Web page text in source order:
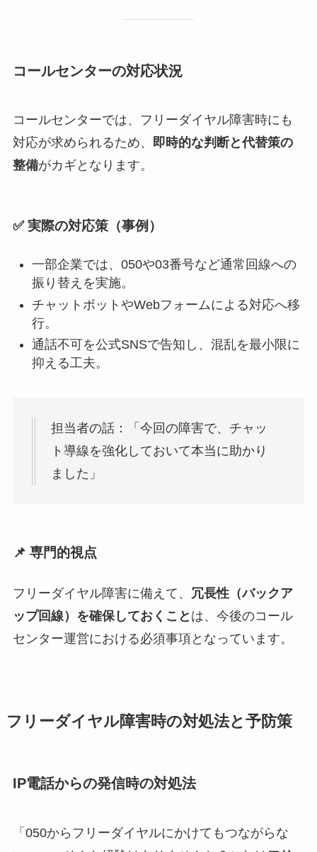
コールセンターの対応状況
コールセンターでは、フリーダイヤル障害時にも
対応が求められるため、 即時的な判断と代替策の
整備がカギとなります。
✅ 実際の対応策（事例）
一部企業では、050や03番号など通常回線への
振り替えを実施。
チャットボットやWebフォームによる対応へ移
行。
通話不可を公式SNSで告知し、混乱を最小限に
抑える工夫。
担当者の話：「今回の障害で、チャッ
ト導線を強化しておいて本当に助かり
ました」
📌 専門的視点
フリーダイヤル障害に備えて、 冗長性（バックア
ップ回線）を確保しておくこと は、今後のコール
センター運営における必須事項となっています。
フリーダイヤル障害時の対処法と予防策
IP電話からの発信時の対処法
「050からフリーダイヤルにかけてもつながらな